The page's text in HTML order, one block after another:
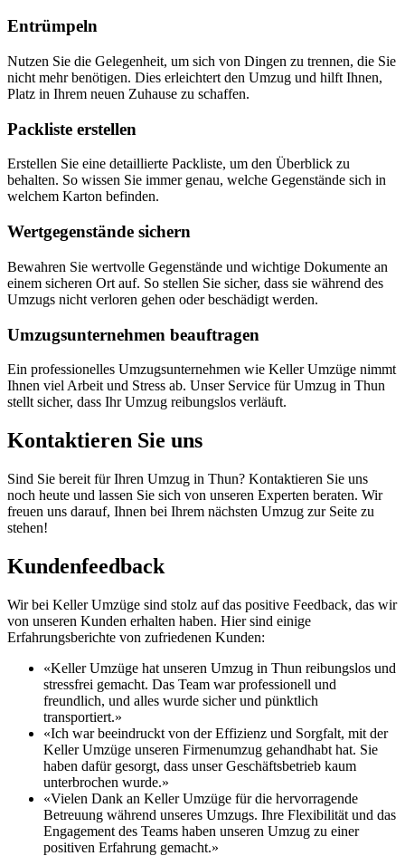
Entrümpeln
Nutzen Sie die Gelegenheit, um sich von Dingen zu trennen, die Sie
nicht mehr benötigen. Dies erleichtert den Umzug und hilft Ihnen,
Platz in Ihrem neuen Zuhause zu schaffen.
Packliste erstellen
Erstellen Sie eine detaillierte Packliste, um den Überblick zu
behalten. So wissen Sie immer genau, welche Gegenstände sich in
welchem Karton befinden.
Wertgegenstände sichern
Bewahren Sie wertvolle Gegenstände und wichtige Dokumente an
einem sicheren Ort auf. So stellen Sie sicher, dass sie während des
Umzugs nicht verloren gehen oder beschädigt werden.
Umzugsunternehmen beauftragen
Ein professionelles Umzugsunternehmen wie Keller Umzüge nimmt
Ihnen viel Arbeit und Stress ab. Unser Service für Umzug in Thun
stellt sicher, dass Ihr Umzug reibungslos verläuft.
Kontaktieren Sie uns
Sind Sie bereit für Ihren Umzug in Thun? Kontaktieren Sie uns
noch heute und lassen Sie sich von unseren Experten beraten. Wir
freuen uns darauf, Ihnen bei Ihrem nächsten Umzug zur Seite zu
stehen!
Kundenfeedback
Wir bei Keller Umzüge sind stolz auf das positive Feedback, das wir
von unseren Kunden erhalten haben. Hier sind einige
Erfahrungsberichte von zufriedenen Kunden:
«Keller Umzüge hat unseren Umzug in Thun reibungslos und
stressfrei gemacht. Das Team war professionell und
freundlich, und alles wurde sicher und pünktlich
transportiert.»
«Ich war beeindruckt von der Effizienz und Sorgfalt, mit der
Keller Umzüge unseren Firmenumzug gehandhabt hat. Sie
haben dafür gesorgt, dass unser Geschäftsbetrieb kaum
unterbrochen wurde.»
«Vielen Dank an Keller Umzüge für die hervorragende
Betreuung während unseres Umzugs. Ihre Flexibilität und das
Engagement des Teams haben unseren Umzug zu einer
positiven Erfahrung gemacht.»